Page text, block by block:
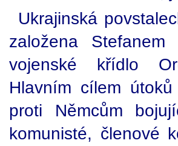
Ukrajinská
založena
vojenské křídlo
Hlavním cílem
proti Němcům
komunisté, členové